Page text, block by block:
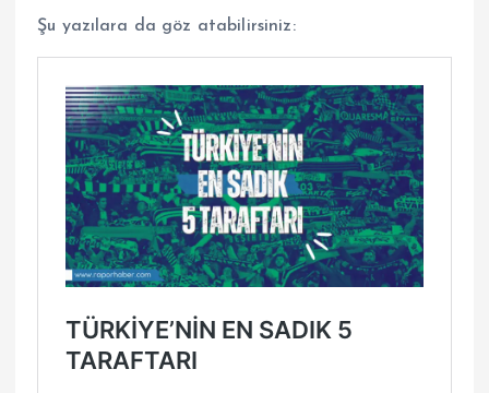
Şu yazılara da göz atabilirsiniz: